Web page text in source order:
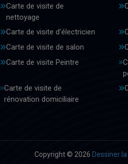
Carte de visite de
nettoyage
Carte de visite d'électricien
Carte de visite de salon
Carte de visite Peintre
Carte de visite de
rénovation domiciliaire
Copyright © 2026 Dessiner